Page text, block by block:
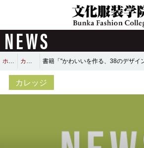
NEWS
ホーム カレッジ
カレッジ